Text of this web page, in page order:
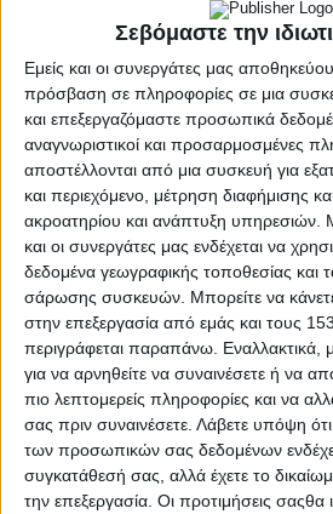
Σεβόμαστε την
Εμείς και οι συνεργάτες μας
πρόσβαση σε πληροφορίες σε μια
και επεξεργαζόμαστε προσωπικά
αναγνωριστικοί και προσαρμοσμένες
αποστέλλονται από μια συσκευή για
και περιεχόμενο, μέτρηση διαφήμισης
ακροατηρίου και ανάπτυξη υπηρεσιών.
και οι συνεργάτες μας ενδέχεται να
δεδομένα γεωγραφικής τοποθεσίας και
σάρωσης συσκευών. Μπορείτε να κάνετε
στην επεξεργασία από εμάς και τους
περιγράφεται παραπάνω. Εναλλακτικά,
για να αρνηθείτε να συναινέσετε ή να
πιο λεπτομερείς πληροφορίες και να
σας πριν συναινέσετε. Λάβετε υπόψη
των προσωπικών σας δεδομένων
συγκατάθεσή σας, αλλά έχετε το
την επεξεργασία. Οι προτιμήσεις σαςθα
Στην εναρκτήρια τοποθέτησή
Περιφερειάρχης Δυτικής
Φαρμάκης καλωσόρισε τα
οργανισμού και παρουσίασε
σχεδιασμό της Περιφέρειας
ανέφερε, οι βασικές
συμπίπτουν με τις
Οργανισμός Οικονομικής
Ανάπτυξης.
Ο ίδιος υπογράμμισε ότι η
εξελίσσεται από το 2019 μέχρι
περιορίζεται στην κάλυψη
παρελθόντος, αλλά αποσκοπεί